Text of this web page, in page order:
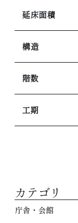
カテゴリ
庁舎・会館
延床面積
構造
階数
工期